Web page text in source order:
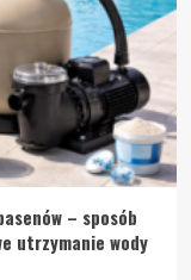
– sposób
utrzymanie wody